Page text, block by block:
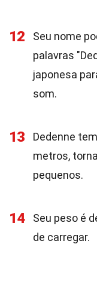
12
Seu nome
palavras
japonesa
som.
13
Dedenne
metros,
pequenos.
14
Seu peso é
de carregar.